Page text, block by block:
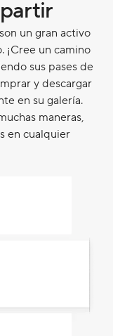
un gran activo
¡Cree un camino
sus pases de
y descargar
en su galería.
maneras,
en cualquier